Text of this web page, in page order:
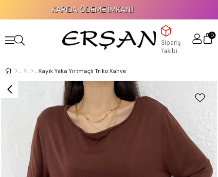
KAPIDA ÖDEME İMKANI!
Sipariş
Takibi
0
Kayık Yaka Yırtmaçlı Triko Kahve